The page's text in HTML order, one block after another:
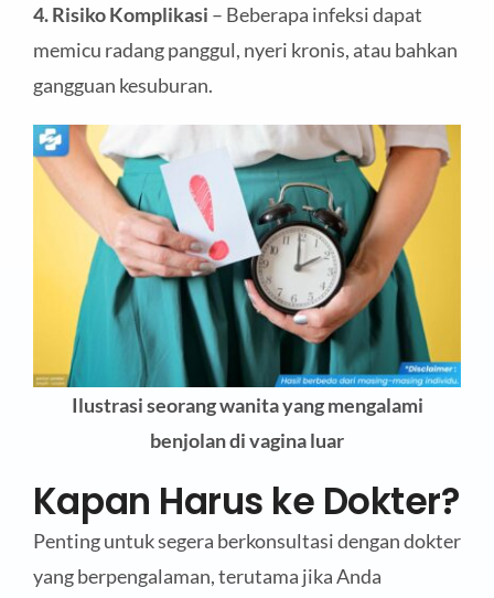
4. Risiko Komplikasi – Beberapa infeksi dapat
memicu radang panggul, nyeri kronis, atau bahkan
gangguan kesuburan.
Ilustrasi seorang wanita yang mengalami
benjolan di vagina luar
Kapan Harus ke Dokter?
Penting untuk segera berkonsultasi dengan dokter
yang berpengalaman, terutama jika Anda